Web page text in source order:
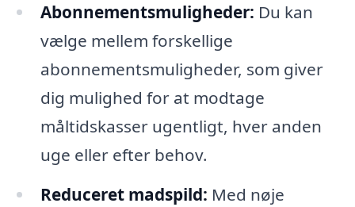
Abonnementsmuligheder: Du kan
vælge mellem forskellige
abonnementsmuligheder, som giver
dig mulighed for at modtage
måltidskasser ugentligt, hver anden
uge eller efter behov.
Reduceret madspild: Med nøje